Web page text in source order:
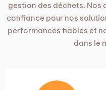
gestion des déchets. Nos
confiance pour nos
performances fiables et
dans le